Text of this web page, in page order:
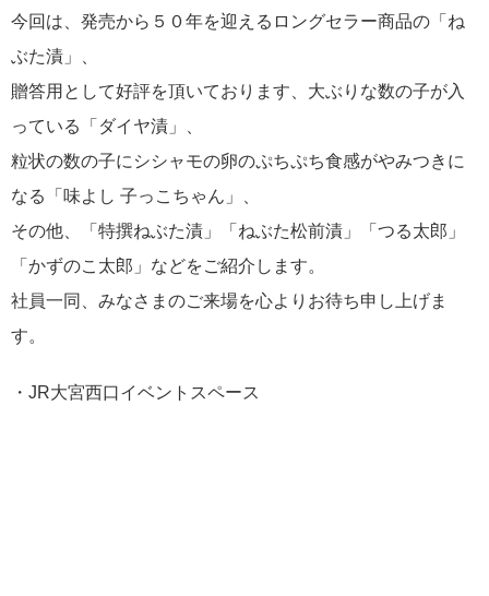
今回は、発売から５０年を迎えるロングセラー商品の「ね
ぶた漬」、
贈答用として好評を頂いております、大ぶりな数の子が入
っている「ダイヤ漬」、
粒状の数の子にシシャモの卵のぷちぷち食感がやみつきに
なる「味よし 子っこちゃん」、
その他、「特撰ねぶた漬」「ねぶた松前漬」「つる太郎」
「かずのこ太郎」などをご紹介します。
社員一同、みなさまのご来場を心よりお待ち申し上げま
す。
・JR大宮西口イベントスペース